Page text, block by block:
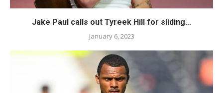
Jake Paul calls out Tyreek Hill for sliding...
January 6, 2023